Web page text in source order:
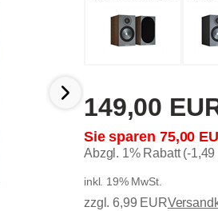
75,00
149,00
Abzgl. 1% Rabatt (-
inkl. 19% MwSt.
zzgl. 6,99 EUR